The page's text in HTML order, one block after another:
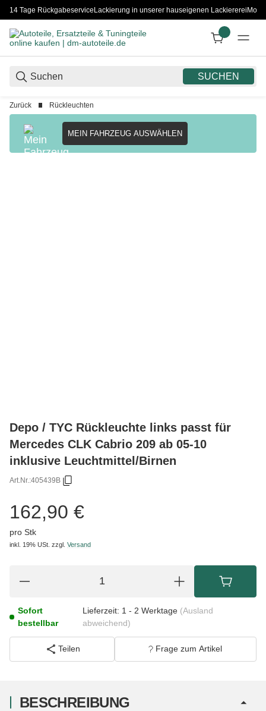
14 Tage RückgabeserviceLackierung in unserer hauseigenen Lackiererei
SUCHEN
Zurück Rückleuchten
MEIN FAHRZEUG AUSWÄHLEN
Depo / TYC Rückleuchte links passt für
Mercedes CLK Cabrio 209 ab 05-10
inklusive Leuchtmittel/Birnen
Art.Nr.:405439B
162,90 €
pro Stk
inkl. 19% USt. zzgl. Versand
Sofort
bestellbar
Lieferzeit: 1 - 2 Werktage (Ausland
abweichend)
Teilen Frage zum Artikel
BESCHREIBUNG